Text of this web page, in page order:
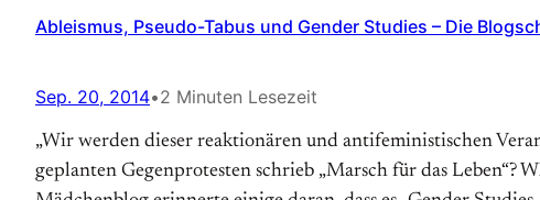
Ableismus, Pseudo-Tabus und Gender Studies – Die
Sep. 20, 2014•2 Minuten Lesezeit
„Wir werden dieser reaktionären und antifeministischen
geplanten Gegenprotesten schrieb „Marsch für das Leben“?